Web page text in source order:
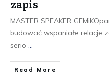
zapis
MASTER SPEAKER
budować wspaniałe relacje
serio ...
​Read More